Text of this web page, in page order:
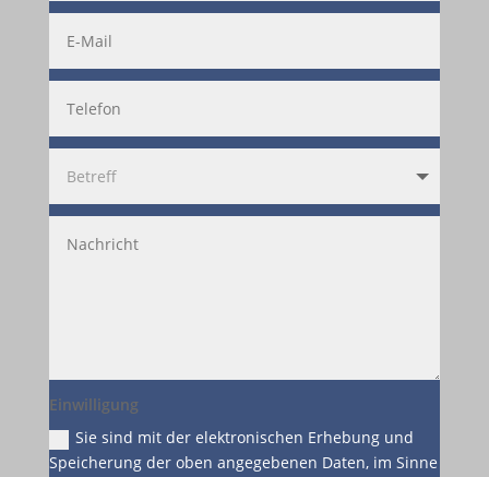
Einwilligung
Sie sind mit der elektronischen Erhebung und
Speicherung der oben angegebenen Daten, im Sinne